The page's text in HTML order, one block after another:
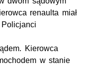
renaulta miał
Kierowca
w stanie